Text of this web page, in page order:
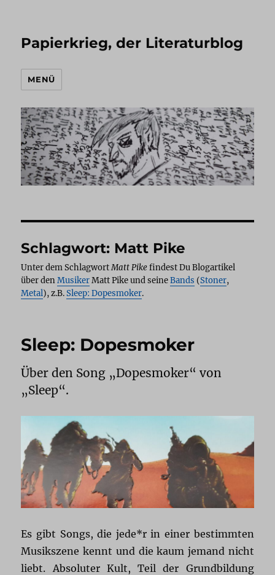
Papierkrieg, der Literaturblog
MENÜ
Schlagwort: Matt Pike
Unter dem SchlagwortMatt Pikefindest Du Blogartikel
über denMusikerMatt Pike und seineBands (Stoner,
Metal), z.B.Sleep: Dopesmoker.
Sleep: Dopesmoker
Über den Song „Dopesmoker“ von
„Sleep“.
Es gibt Songs, die jede*r in einer bestimmten
Musikszene kennt und die kaum jemand nicht
liebt. Absoluter Kult, Teil der Grundbildung